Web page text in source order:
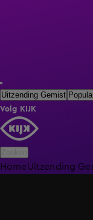
Uitzending Gemist
Volg KIJK
HomeUitzending